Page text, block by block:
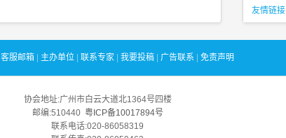
友情链接
客服邮箱 主办单位 联系专家 我要投稿 广告联系 免责声明
协会地址:广州市白云大道北1364号四楼
邮编:510440 粤ICP备10017894号
联系电话:020-86058319